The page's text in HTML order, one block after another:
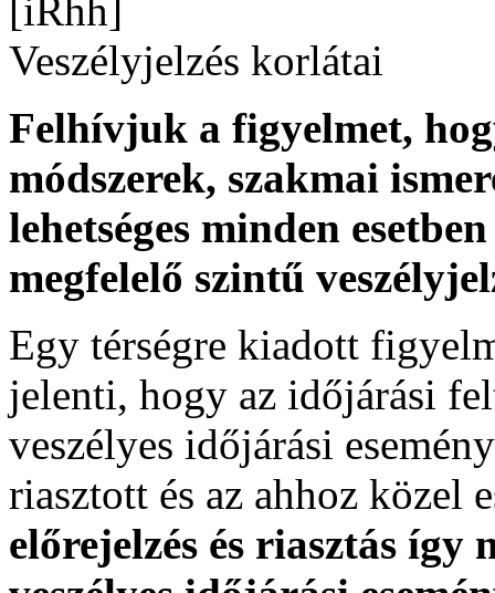
[iRhh]
Veszélyjelzés korlátai
Felhívjuk a figyelmet,
módszerek, szakmai
lehetséges minden
megfelelő szintű
Egy térségre kiadott
jelenti, hogy az időjárási
veszélyes időjárási
riasztott és az ahhoz közel
előrejelzés és riasztás